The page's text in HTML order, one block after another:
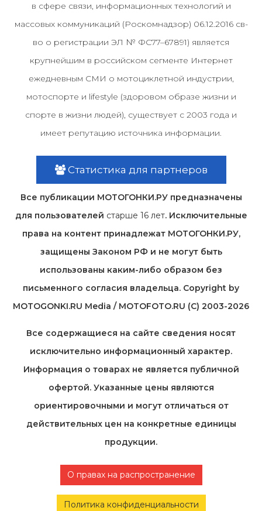
в сфере связи, информационных технологий и
массовых коммуникаций (Роскомнадзор) 06.12.2016 св-
во о регистрации ЭЛ № ФС77–67891) является
крупнейшим в российском сегменте Интернет
ежедневным СМИ о мотоциклетной индустрии,
мотоспорте и lifestyle (здоровом образе жизни и
спорте в жизни людей), существует с 2003 года и
имеет репутацию источника информации.
Статистика для партнеров
Все публикации МОТОГОНКИ.РУ предназначены
для пользователей старше 16 лет. Исключительные
права на контент принадлежат МОТОГОНКИ.РУ,
защищены Законом РФ и не могут быть
использованы каким-либо образом без
письменного согласия владельца. Copyright by
MOTOGONKI.RU Media / MOTOFOTO.RU (C) 2003-2026
Все содержащиеся на cайте сведения носят
исключительно информационный характер.
Информация о товарах не является публичной
офертой. Указанные цены являются
ориентировочными и могут отличаться от
действительных цен на конкретные единицы
продукции.
О правах на распространение
Политика конфиденциальности